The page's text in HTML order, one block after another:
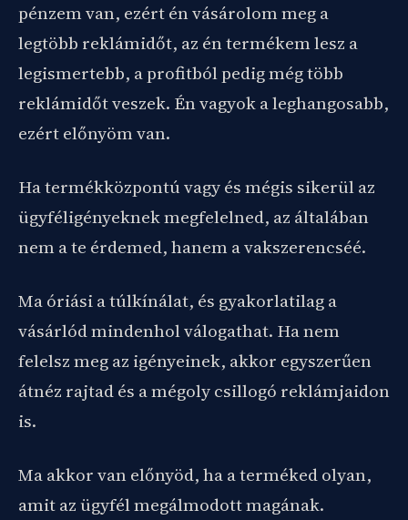
pénzem van, ezért én vásárolom meg a
legtöbb reklámidőt, az én termékem lesz a
legismertebb, a profitból pedig még több
reklámidőt veszek. Én vagyok a leghangosabb,
ezért előnyöm van.
Ha termékközpontú vagy és mégis sikerül az
ügyféligényeknek megfelelned, az általában
nem a te érdemed, hanem a vakszerencséé.
Ma óriási a túlkínálat, és gyakorlatilag a
vásárlód mindenhol válogathat. Ha nem
felelsz meg az igényeinek, akkor egyszerűen
átnéz rajtad és a mégoly csillogó reklámjaidon
is.
Ma akkor van előnyöd, ha a terméked olyan,
amit az ügyfél megálmodott magának.